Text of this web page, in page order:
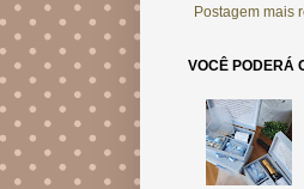
Postagem mais
VOCÊ PODERÁ